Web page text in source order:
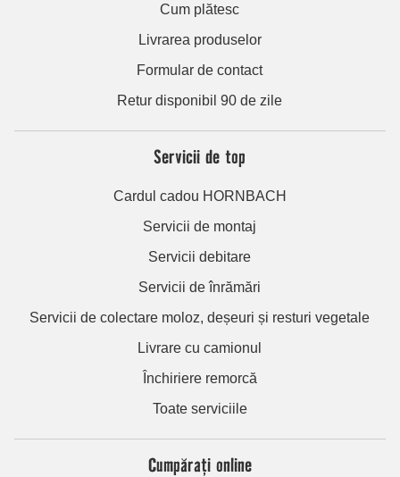
Cum plătesc
Livrarea produselor
Formular de contact
Retur disponibil 90 de zile
Servicii de top
Cardul cadou HORNBACH
Servicii de montaj
Servicii debitare
Servicii de înrămări
Servicii de colectare moloz, deșeuri și resturi vegetale
Livrare cu camionul
Închiriere remorcă
Toate serviciile
Cumpărați online